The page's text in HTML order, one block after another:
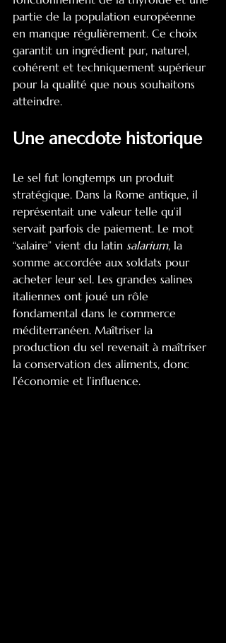
partie de la population européenne
en manque régulièrement. Ce choix
garantit un ingrédient pur, naturel,
cohérent et techniquement supérieur
pour la qualité que nous souhaitons
atteindre.
Une anecdote historique
Le sel fut longtemps un produit
stratégique. Dans la Rome antique, il
représentait une valeur telle qu’il
servait parfois de paiement. Le mot
“salaire” vient du latin salarium, la
somme accordée aux soldats pour
acheter leur sel. Les grandes salines
italiennes ont joué un rôle
fondamental dans le commerce
méditerranéen. Maîtriser la
production du sel revenait à maîtriser
la conservation des aliments, donc
l’économie et l’influence.